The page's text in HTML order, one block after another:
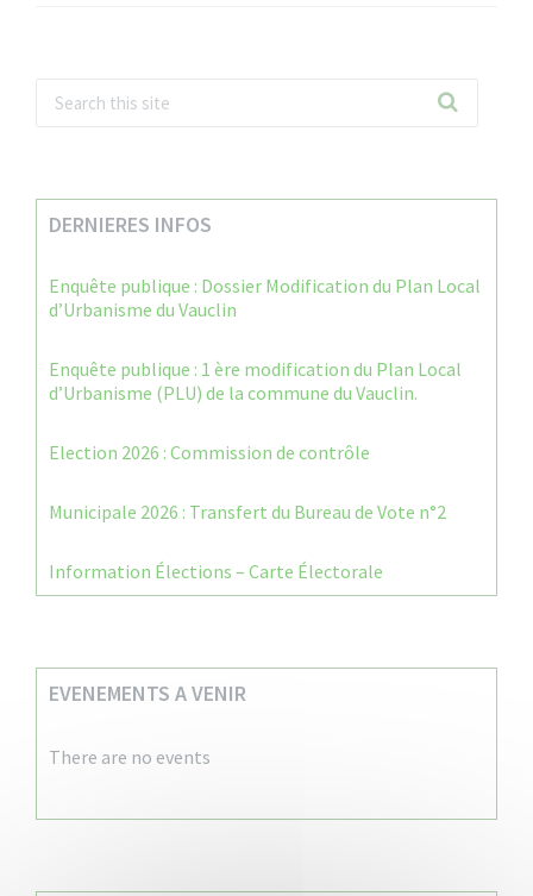
DERNIERES INFOS
Enquête publique : Dossier Modification du Plan Local
d’Urbanisme du Vauclin
Enquête publique : 1 ère modification du Plan Local
d’Urbanisme (PLU) de la commune du Vauclin.
Election 2026 : Commission de contrôle
Municipale 2026 : Transfert du Bureau de Vote n°2
Information Élections – Carte Électorale
EVENEMENTS A VENIR
There are no events